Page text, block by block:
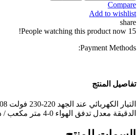
Compare
Add to wishlist
share
15
People watching this product now!
Payment Methods:
تفاصيل المنتج
الدقيقة معدل تدفق الهواء 0-4 متر مكعب / دقيقة الوزن 1 كجم